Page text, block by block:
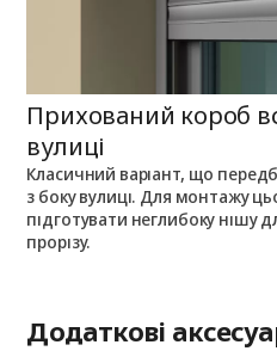
Прихований короб
вулиці
Класичний варіант, що
з боку вулиці. Для монтажу
підготувати неглибоку нішу
прорізу.
Додаткові